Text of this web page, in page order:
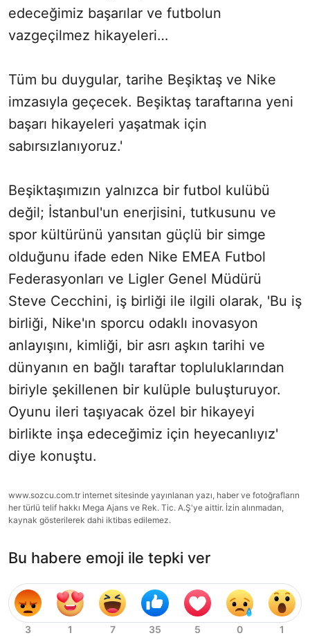
edeceğimiz başarılar ve futbolun
vazgeçilmez hikayeleri…
Tüm bu duygular, tarihe Beşiktaş ve Nike
imzasıyla geçecek. Beşiktaş taraftarına yeni
başarı hikayeleri yaşatmak için
sabırsızlanıyoruz.'
Beşiktaşımızın yalnızca bir futbol kulübü
değil; İstanbul'un enerjisini, tutkusunu ve
spor kültürünü yansıtan güçlü bir simge
olduğunu ifade eden Nike EMEA Futbol
Federasyonları ve Ligler Genel Müdürü
Steve Cecchini, iş birliği ile ilgili olarak, 'Bu iş
birliği, Nike'ın sporcu odaklı inovasyon
anlayışını, kimliği, bir asrı aşkın tarihi ve
dünyanın en bağlı taraftar topluluklarından
biriyle şekillenen bir kulüple buluşturuyor.
Oyunu ileri taşıyacak özel bir hikayeyi
birlikte inşa edeceğimiz için heyecanlıyız'
diye konuştu.
www.sozcu.com.tr internet sitesinde yayınlanan yazı, haber ve fotoğrafların
her türlü telif hakkı Mega Ajans ve Rek. Tic. A.Ş'ye aittir. İzin alınmadan,
kaynak gösterilerek dahi iktibas edilemez.
Bu habere emoji ile tepki ver